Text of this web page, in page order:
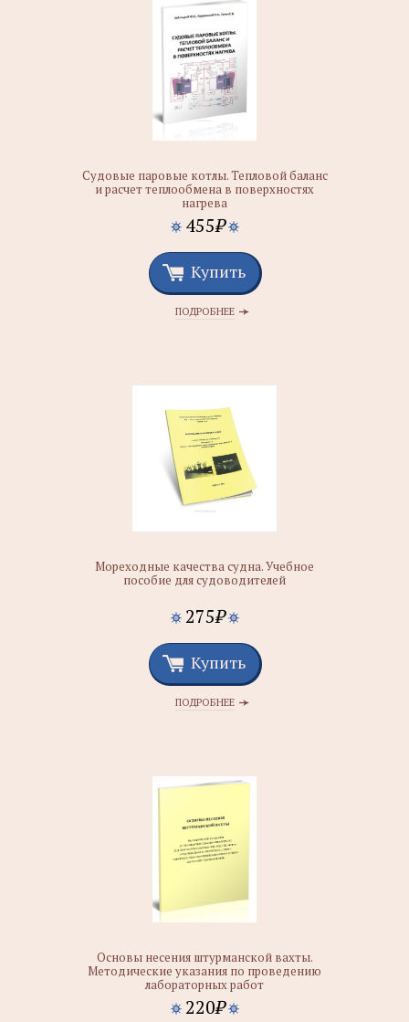
Судовые паровые котлы. Тепловой баланс
и расчет теплообмена в поверхностях
нагрева
455₽
Купить
ПОДРОБНЕЕ
Мореходные качества судна. Учебное
пособие для судоводителей
275₽
Купить
ПОДРОБНЕЕ
Основы несения штурманской вахты.
Методические указания по проведению
лабораторных работ
220₽